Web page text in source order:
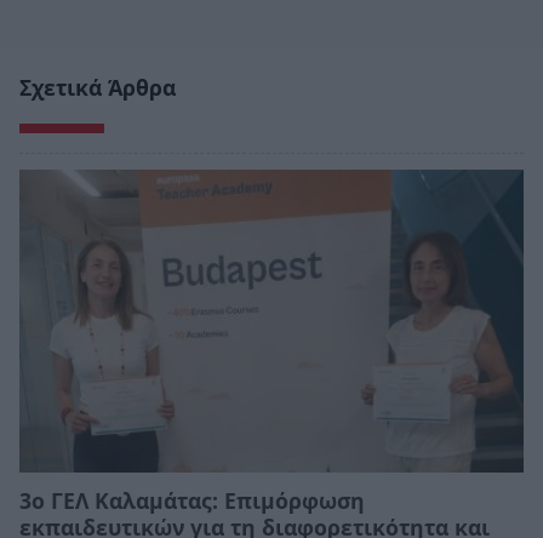
Σχετικά Άρθρα
3ο ΓΕΛ Καλαμάτας: Επιμόρφωση
εκπαιδευτικών για τη διαφορετικότητα και